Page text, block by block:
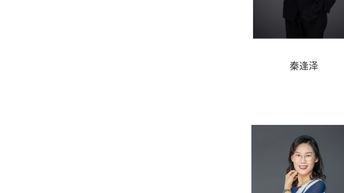
秦逢泽